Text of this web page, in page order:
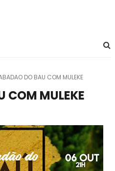
DO BAU COM MULEKE
COM MULEKE